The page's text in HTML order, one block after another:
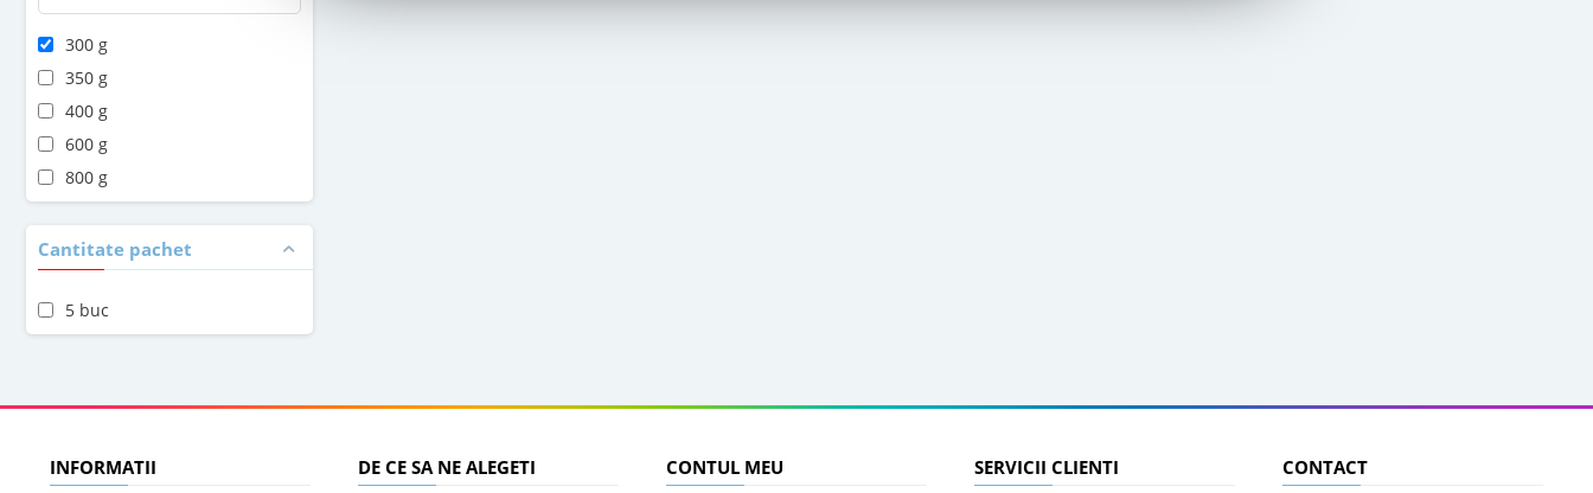
300 g
350 g
400 g
600 g
800 g
Cantitate pachet
5 buc
INFORMATII DE CE SA NE ALEGETI CONTUL MEU SERVICII CLIENTI CONTACT